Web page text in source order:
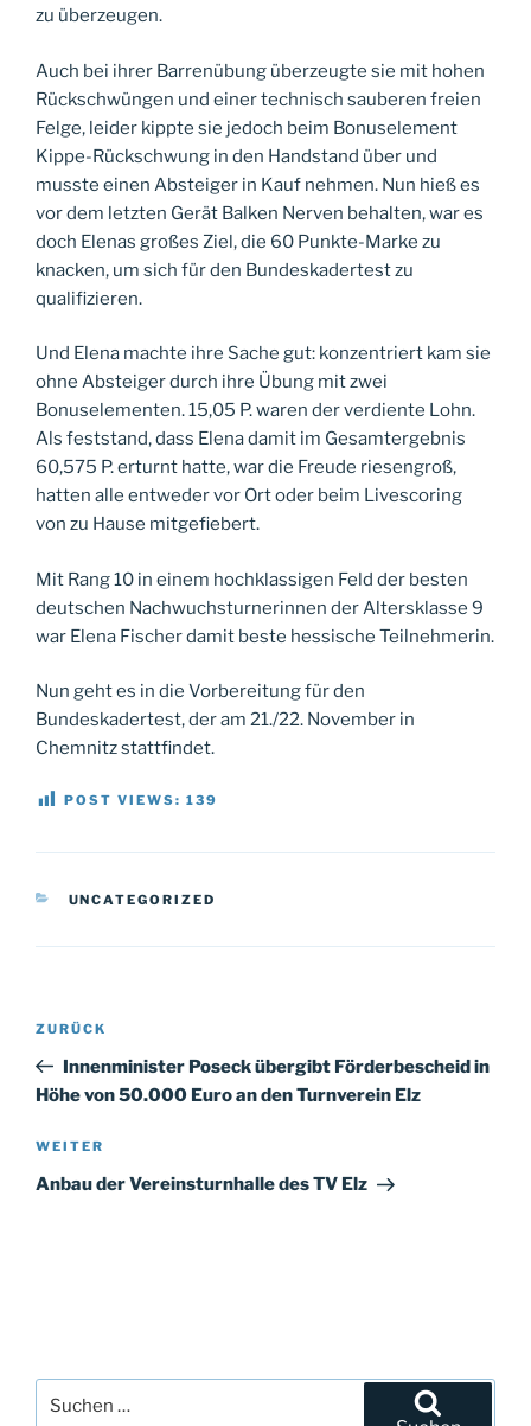
zu überzeugen.
Auch bei ihrer Barrenübung überzeugte sie mit hohen
Rückschwüngen und einer technisch sauberen freien
Felge, leider kippte sie jedoch beim Bonuselement
Kippe-Rückschwung in den Handstand über und
musste einen Absteiger in Kauf nehmen. Nun hieß es
vor dem letzten Gerät Balken Nerven behalten, war es
doch Elenas großes Ziel, die 60 Punkte-Marke zu
knacken, um sich für den Bundeskadertest zu
qualifizieren.
Und Elena machte ihre Sache gut: konzentriert kam sie
ohne Absteiger durch ihre Übung mit zwei
Bonuselementen. 15,05 P. waren der verdiente Lohn.
Als feststand, dass Elena damit im Gesamtergebnis
60,575 P. erturnt hatte, war die Freude riesengroß,
hatten alle entweder vor Ort oder beim Livescoring
von zu Hause mitgefiebert.
Mit Rang 10 in einem hochklassigen Feld der besten
deutschen Nachwuchsturnerinnen der Altersklasse 9
war Elena Fischer damit beste hessische Teilnehmerin.
Nun geht es in die Vorbereitung für den
Bundeskadertest, der am 21./22. November in
Chemnitz stattfindet.
POST VIEWS: 139
KATEGORIEN
UNCATEGORIZED
Beitragsnavigation
Vorheriger
Beitrag
ZURÜCK
Innenminister Poseck übergibt Förderbescheid in
Höhe von 50.000 Euro an den Turnverein Elz
Nächster
Beitrag
WEITER
Anbau der Vereinsturnhalle des TV Elz
nach: